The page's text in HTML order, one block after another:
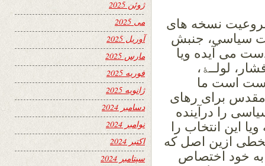
نسخه های
سیاسي، جنبش
می آیده ویا
لولــﮥ،
است ما
برای رهای
را درآینده
این انتخاب را
تخطی ازین اصل که
خود اختصاص
ژوئن 2025
می 2025
آوریل 2025
مارس 2025
فوریه 2025
ژانویه 2025
دسامبر 2024
نوامبر 2024
اکتبر 2024
سپتامبر 2024